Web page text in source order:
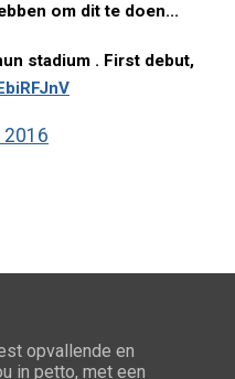
om dit te doen...
stadium . First debut,
opvallende en
in petto, met een